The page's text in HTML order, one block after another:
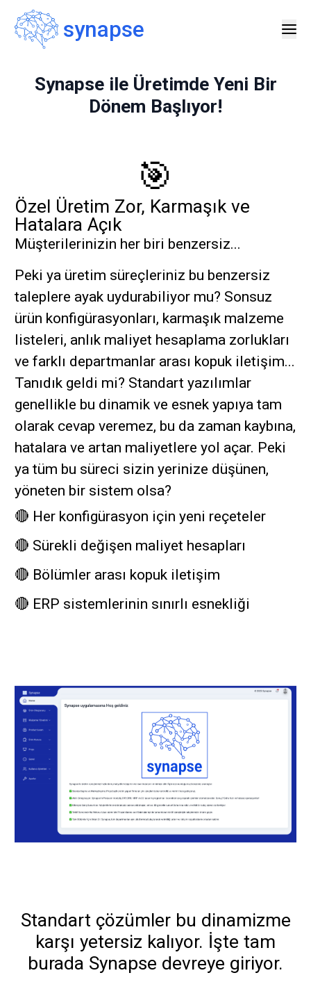
synapse
Synapse ile Üretimde Yeni Bir
Dönem Başlıyor!
🎯
Özel Üretim Zor, Karmaşık ve
Hatalara Açık
Müşterilerinizin her biri benzersiz...
Peki ya üretim süreçleriniz bu benzersiz
taleplere ayak uydurabiliyor mu? Sonsuz
ürün konfigürasyonları, karmaşık malzeme
listeleri, anlık maliyet hesaplama zorlukları
ve farklı departmanlar arası kopuk iletişim...
Tanıdık geldi mi? Standart yazılımlar
genellikle bu dinamik ve esnek yapıya tam
olarak cevap veremez, bu da zaman kaybına,
hatalara ve artan maliyetlere yol açar. Peki
ya tüm bu süreci sizin yerinize düşünen,
yöneten bir sistem olsa?
🔴 Her konfigürasyon için yeni reçeteler
🔴 Sürekli değişen maliyet hesapları
🔴 Bölümler arası kopuk iletişim
🔴 ERP sistemlerinin sınırlı esnekliği
Standart çözümler bu dinamizme
karşı yetersiz kalıyor. İşte tam
burada Synapse devreye giriyor.